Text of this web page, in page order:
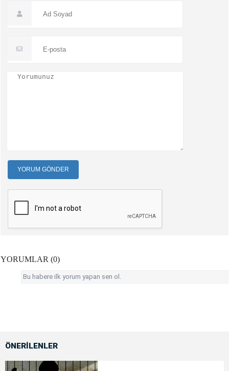
YORUM GÖNDER
YORUMLAR (0)
Bu habere ilk yorum yapan sen ol.
ÖNERİLENLER